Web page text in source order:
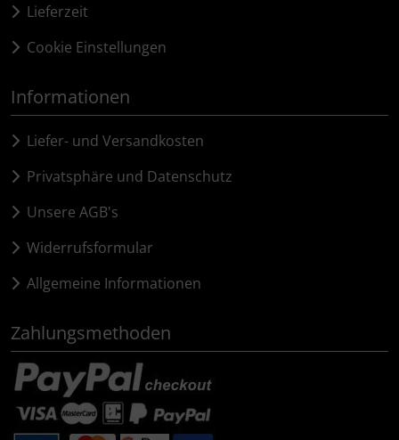
Lieferzeit
Cookie Einstellungen
Informationen
Liefer- und Versandkosten
Privatsphäre und Datenschutz
Unsere AGB's
Widerrufsformular
Allgemeine Informationen
Zahlungsmethoden